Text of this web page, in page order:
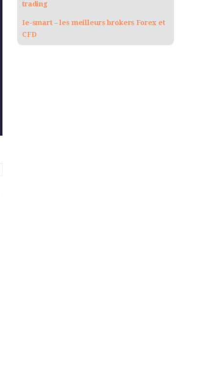
trading
Ie-smart – les meilleurs brokers Forex et
CFD